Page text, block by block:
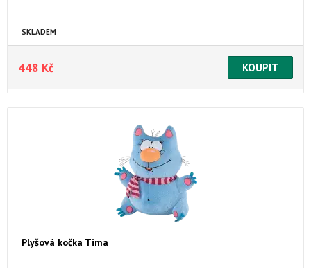
SKLADEM
448 Kč
Plyšová kočka Tima